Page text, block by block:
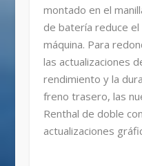
montado en el
de batería reduce
máquina. Para
las actualizaciones
rendimiento y la
freno trasero, las
Renthal de doble
actualizaciones